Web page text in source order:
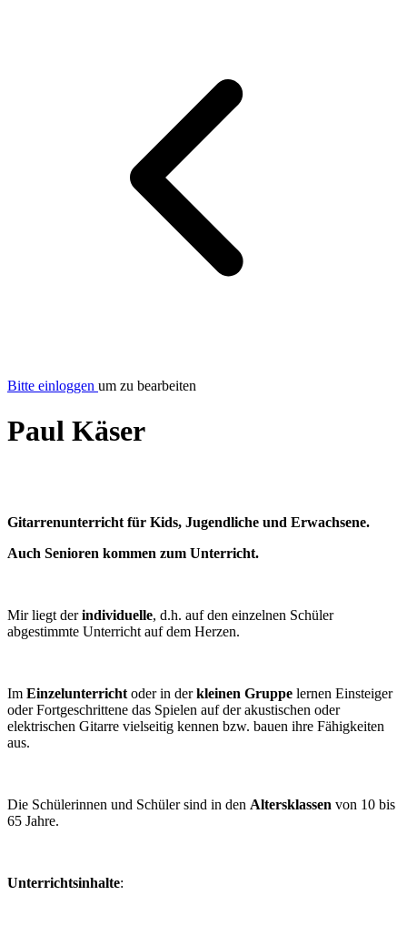
Bitte einloggen um zu bearbeiten
Paul Käser
Gitarrenunterricht für Kids, Jugendliche und Erwachsene.
Auch Senioren kommen zum Unterricht.
Mir liegt derindividuelle, d.h. auf den einzelnen Schüler
abgestimmte Unterricht auf dem Herzen.
Im Einzelunterricht oder in derkleinen Gruppe lernen Einsteiger
oder Fortgeschrittene das Spielen auf der akustischen oder
elektrischen Gitarre vielseitig kennen bzw. bauen ihre Fähigkeiten
aus.
Die Schülerinnen und Schüler sind in den Altersklassen von 10 bis
65 Jahre.
Unterrichtsinhalte: